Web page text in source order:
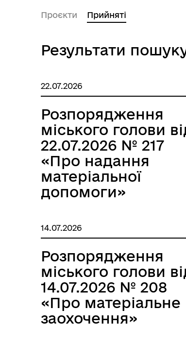
Проєкти Прийняті
Результати
22.07.2026
Розпорядження
міського голови
22.07.2026 № 217
«Про надання
матеріальної
допомоги»
14.07.2026
Розпорядження
міського голови
14.07.2026 № 208
«Про матеріальне
заохочення»